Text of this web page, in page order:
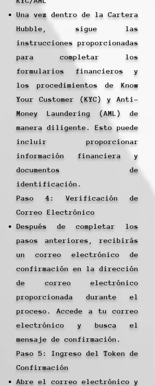
Una vez dentro de la Cartera
Hubble, sigue las
instrucciones proporcionadas
para completar los
formularios financieros y
los procedimientos de Know
Your Customer (KYC) y Anti-
Money Laundering (AML) de
manera diligente. Esto puede
incluir proporcionar
información financiera y
documentos de
identificación.
Paso 4: Verificación de
Correo Electrónico
Después de completar los
pasos anteriores, recibirás
un correo electrónico de
confirmación en la dirección
de correo electrónico
proporcionada durante el
proceso. Accede a tu correo
electrónico y busca el
mensaje de confirmación.
Paso 5: Ingreso del Token de
Confirmación
Abre el correo electrónico y